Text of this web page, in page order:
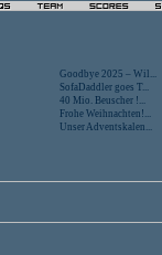
Goodbye 2025 – Wil...
SofaDaddler goes T...
40 Mio. Beuscher !...
Frohe Weihnachten!...
Unser Adventskalen...